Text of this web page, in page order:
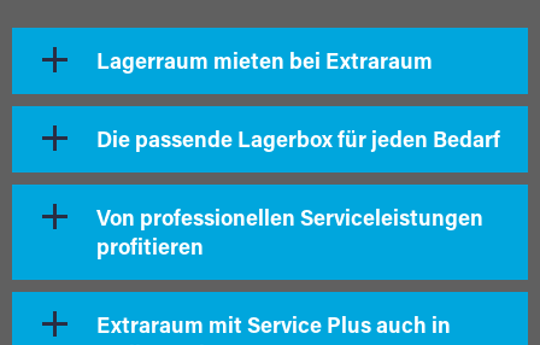
Lagerraum mieten bei Extraraum
Die passende Lagerbox für jeden Bedarf
Von professionellen Serviceleistungen
profitieren
Extraraum mit Service Plus auch in